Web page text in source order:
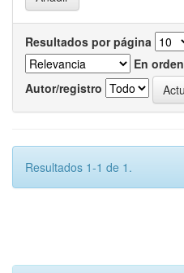
Resultados por página
En orden
Autor/registro
Resultados 1-1 de 1.